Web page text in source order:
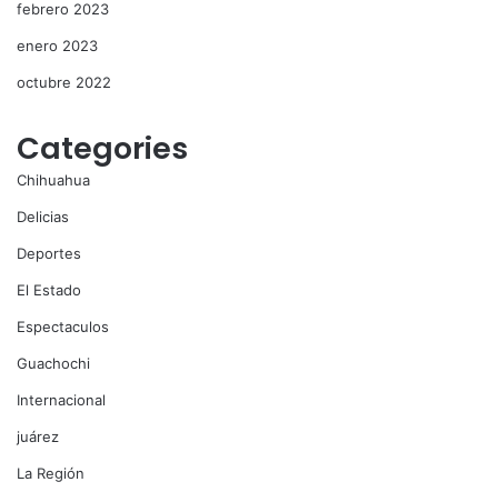
febrero 2023
enero 2023
octubre 2022
Categories
Chihuahua
Delicias
Deportes
El Estado
Espectaculos
Guachochi
Internacional
juárez
La Región